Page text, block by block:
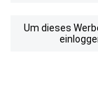
Um dieses